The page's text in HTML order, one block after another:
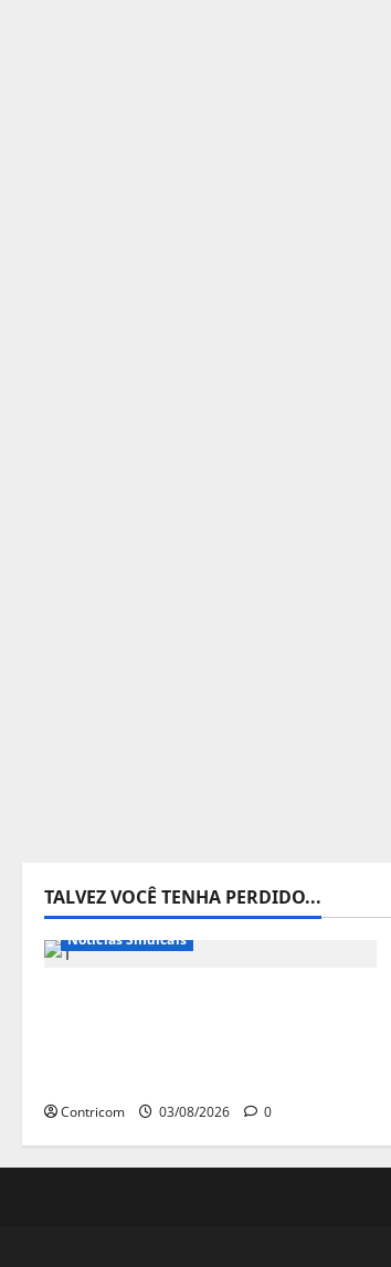
TALVEZ VOCÊ TENHA PERDIDO...
Destaques
Notícias de Entidades
Notícias Sindicais
Contricom 03/08/2026 0